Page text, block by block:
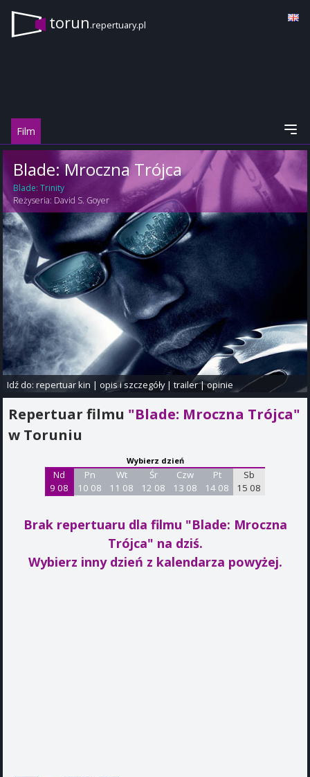
torun.repertuary.pl
Film
Blade: Mroczna Trójca
Blade: Trinity
Reżyseria: David S. Goyer
Idź do:repertuar kin |opis i szczegóły|trailer|opinie
Repertuar filmu "Blade: Mroczna Trójca"
w Toruniu
Wybierz dzień
Nd
9 08
Pn
10 08
Wt
11 08
Śr
12 08
Czw
13 08
Pt
14 08
Sb
15 08
Brak repertuaru dla filmu "Blade: Mroczna
Trójca" na dziś.
Wybierz inny dzień z kalendarza powyżej.